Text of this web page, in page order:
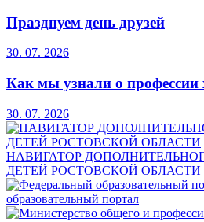
Празднуем день друзей
30. 07. 2026
Как мы узнали о профессии
30. 07. 2026
НАВИГАТОР
ДЕТЕЙ РОСТОВСКОЙ ОБЛАСТИ
образовательный портал